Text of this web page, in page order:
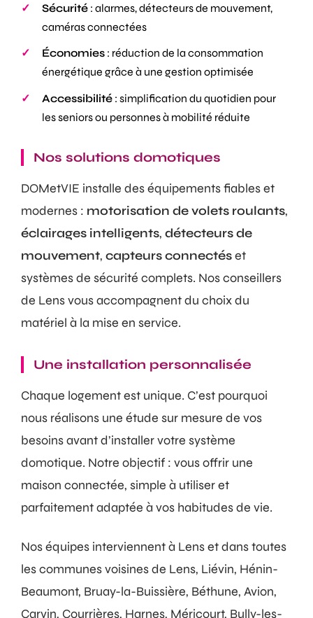
Sécurité : alarmes, détecteurs de mouvement,
caméras connectées
Économies : réduction de la consommation
énergétique grâce à une gestion optimisée
Accessibilité : simplification du quotidien pour
les seniors ou personnes à mobilité réduite
Nos solutions domotiques
DOMetVIE installe des équipements fiables et
modernes : motorisation de volets roulants,
éclairages intelligents, détecteurs de
mouvement, capteurs connectéset
systèmes de sécurité complets. Nos conseillers
de Lens vous accompagnent du choix du
matériel à la mise en service.
Une installation personnalisée
Chaque logement est unique. C’est pourquoi
nous réalisons une étude sur mesure de vos
besoins avant d’installer votre système
domotique. Notre objectif : vous offrir une
maison connectée, simple à utiliser et
parfaitement adaptée à vos habitudes de vie.
Nos équipes interviennent à Lens et dans toutes
les communes voisines de Lens, Liévin, Hénin-
Beaumont, Bruay-la-Buissière, Béthune, Avion,
Carvin, Courrières, Harnes, Méricourt, Bully-les-